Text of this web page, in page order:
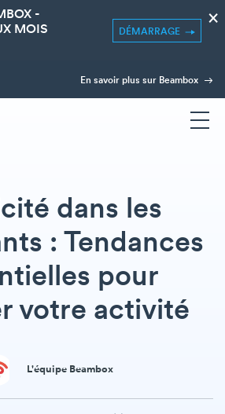
-
MOIS
DÉMARRAGE
×
En savoir plus sur Beambox
dans les
: Tendances
pour
votre activité
L'équipe Beambox